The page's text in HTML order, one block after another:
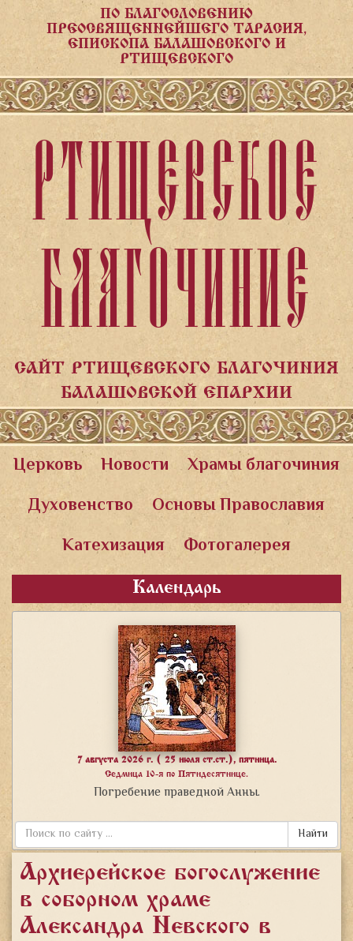
ПО БЛАГОСЛОВЕНИЮ
ПРЕОСВЯЩЕННЕЙШЕГО ТАРАСИЯ,
ЕПИСКОПА БАЛАШОВСКОГО И
РТИЩЕВСКОГО
РТИЩЕВСКОЕ
БЛАГОЧИНИЕ
САЙТ РТИЩЕВСКОГО БЛАГОЧИНИЯ
БАЛАШОВСКОЙ ЕПАРХИИ
Церковь Новости
Храмы благочиния
Духовенство
Основы Православия
Катехизация
Фотогалерея
Календарь
7 августа 2026 г. ( 25 июля ст.ст.), пятница.
Седмица 10-я по Пятидесятнице.
Погребение праведной Анны.
Найти
Архиерейское богослужение
в соборном храме
Александра Невского в